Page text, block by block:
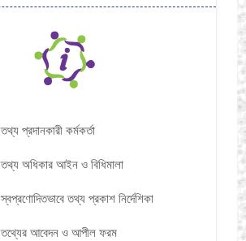
তথ্য প্রদানকারী কর্মকর্তা
তথ্য অধিকার আইন ও বিধিমালা
স্বপ্রণোদিতভাবে তথ্য প্রকাশ নির্দেশিকা
তথ্যের আবেদন ও আপীল ফরম